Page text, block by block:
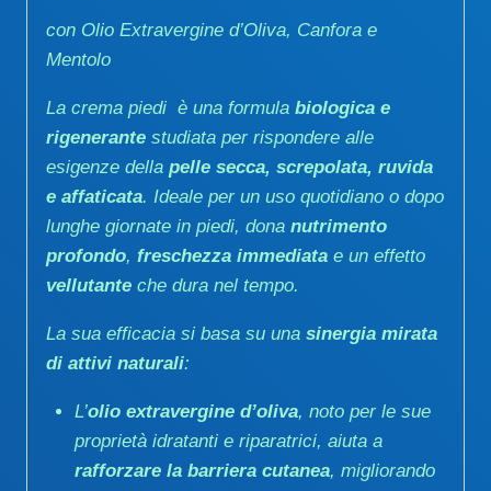
con Olio Extravergine d’Oliva, Canfora e
Mentolo
La crema piedi è una formula biologica e
rigenerante studiata per rispondere alle
esigenze della pelle secca, screpolata, ruvida
e affaticata. Ideale per un uso quotidiano o dopo
lunghe giornate in piedi, dona nutrimento
profondo, freschezza immediata e un effetto
vellutante che dura nel tempo.
La sua efficacia si basa su una sinergia mirata
di attivi naturali:
L’olio extravergine d’oliva, noto per le sue
proprietà idratanti e riparatrici, aiuta a
rafforzare la barriera cutanea, migliorando